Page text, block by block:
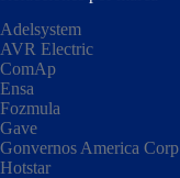
Adelsystem
AVR Electric
ComAp
Ensa
Fozmula
Gave
Gonvernos America Corp
Hotstar